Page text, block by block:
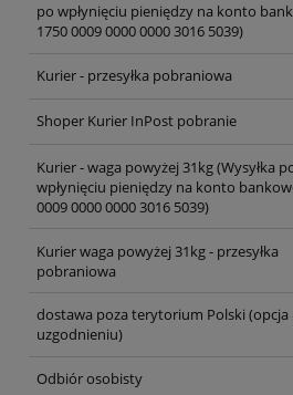
po wpłynięciu pieniędzy na konto
1750 0009 0000 0000 3016 5039)
Kurier - przesyłka pobraniowa
Shoper Kurier InPost pobranie
Kurier - waga powyżej 31kg(Wysyłka
wpłynięciu pieniędzy na konto
0009 0000 0000 3016 5039)
Kurier waga powyżej 31kg - przesyłka
pobraniowa
dostawa poza terytorium Polski (opcja
uzgodnieniu)
Odbiór osobisty